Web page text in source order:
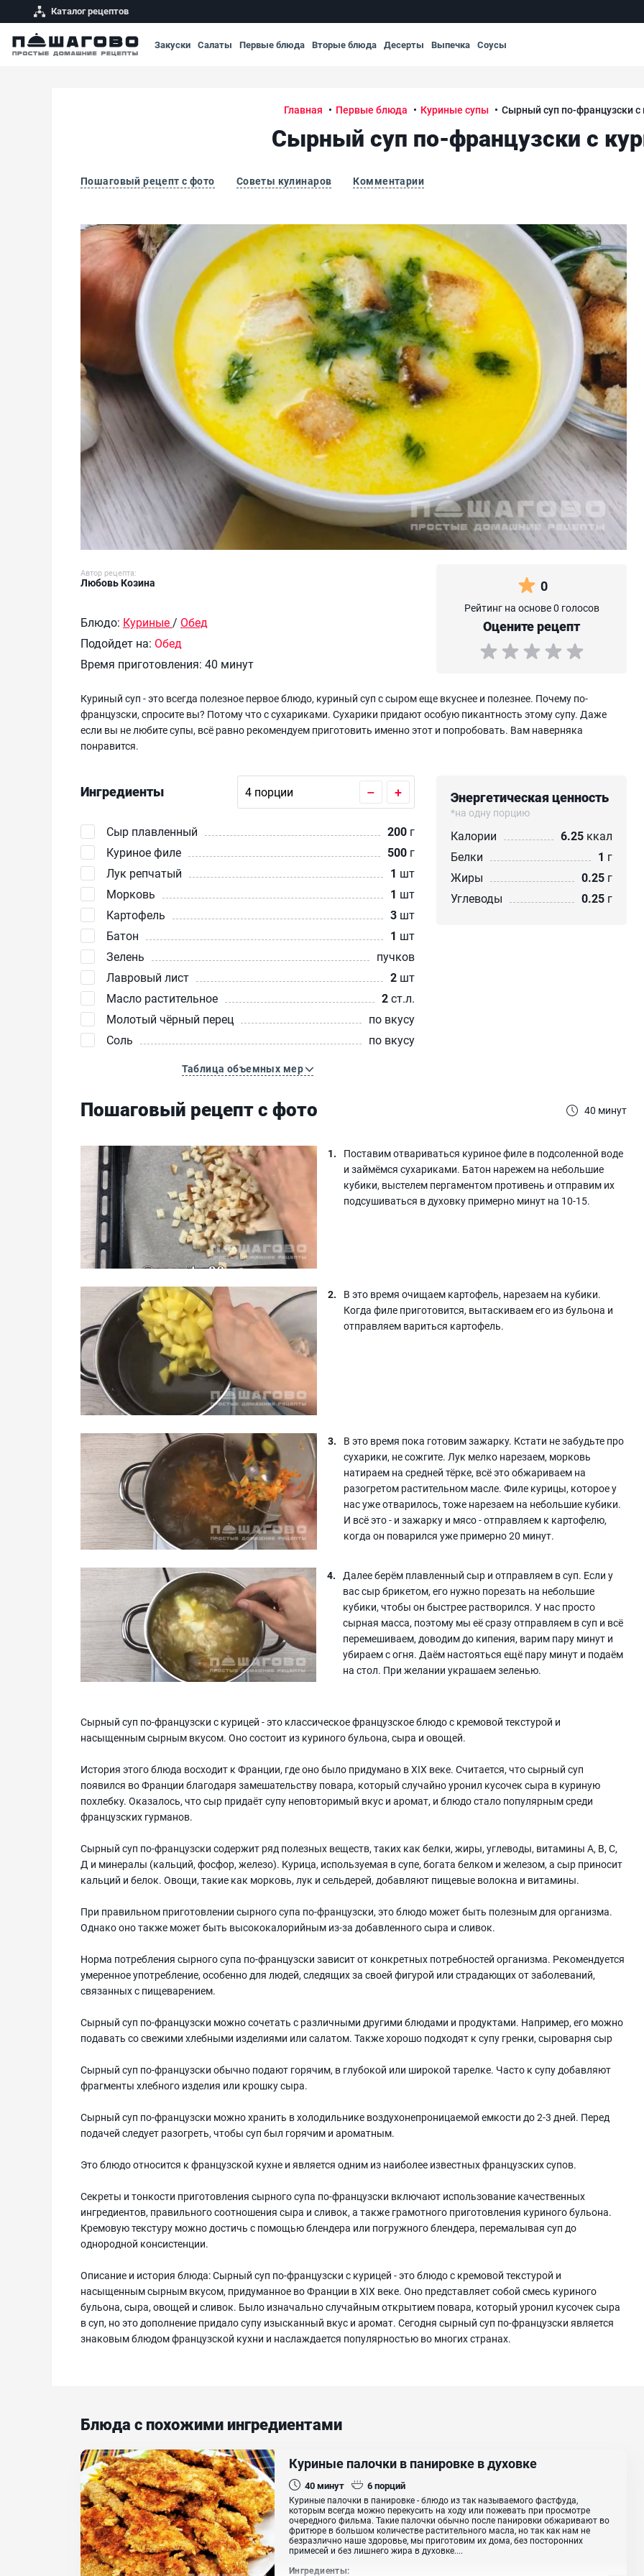
Каталог рецептов
Закуски Салаты Первые блюда Вторые блюда Десерты Выпечка Соусы
Главная Первые блюда Куриные супы Сырный суп по-французски с
Сырный суп по-французски с
Пошаговый рецепт с фото Советы кулинаров Комментарии
Сырный суп по-французски с курицей
Автор рецепта:
Любовь Козина
Блюдо: Куриные / Обед
Подойдет на: Обед
Время приготовления: 40 минут
0
Рейтинг на основе 0 голосов
Оцените рецепт
Куриный суп - это всегда полезное первое блюдо, куриный суп с сыром еще вкуснее и полезнее. Почему по-
французски, спросите вы? Потому что с сухариками. Сухарики придают особую пикантность этому супу. Даже
если вы не любите супы, всё равно рекомендуем приготовить именно этот и попробовать. Вам наверняка
понравится.
Ингредиенты – +
Сыр плавленный 200 г
Куриное филе
500 г
Лук репчатый
1 шт
Морковь
1 шт
Картофель
3 шт
Батон
1 шт
Зелень
пучков
Лавровый лист
2 шт
Масло растительное
2ст.л.
Молотый чёрный перец
по вкусу
Соль
по вкусу
Таблица объемных мер
Энергетическая ценность
*на одну порцию
Калории 6.25 ккал
Белки
1 г
Жиры
0.25 г
Углеводы
0.25 г
Пошаговый рецепт с фото 40 минут
Поставим отвариваться куриное филе в подсоленной воде
и займёмся сухариками. Батон нарежем на небольшие
кубики, выстелем пергаментом противень и отправим их
подсушиваться в духовку примерно минут на 10-15.
В это время очищаем картофель, нарезаем на кубики.
Когда филе приготовится, вытаскиваем его из бульона и
отправляем вариться картофель.
В это время пока готовим зажарку. Кстати не забудьте про
сухарики, не сожгите. Лук мелко нарезаем, морковь
натираем на средней тёрке, всё это обжариваем на
разогретом растительном масле. Филе курицы, которое у
нас уже отварилось, тоже нарезаем на небольшие кубики.
И всё это - и зажарку и мясо - отправляем к картофелю,
когда он поварился уже примерно 20 минут.
Далее берём плавленный сыр и отправляем в суп. Если у
вас сыр брикетом, его нужно порезать на небольшие
кубики, чтобы он быстрее растворился. У нас просто
сырная масса, поэтому мы её сразу отправляем в суп и всё
перемешиваем, доводим до кипения, варим пару минут и
убираем с огня. Даём настояться ещё пару минут и подаём
на стол. При желании украшаем зеленью.
Сырный суп по-французски с курицей - это классическое французское блюдо с кремовой текстурой и
насыщенным сырным вкусом. Оно состоит из куриного бульона, сыра и овощей.
История этого блюда восходит к Франции, где оно было придумано в XIX веке. Считается, что сырный суп
появился во Франции благодаря замешательству повара, который случайно уронил кусочек сыра в куриную
похлебку. Оказалось, что сыр придаёт супу неповторимый вкус и аромат, и блюдо стало популярным среди
французских гурманов.
Сырный суп по-французски содержит ряд полезных веществ, таких как белки, жиры, углеводы, витамины А, В, С,
Д и минералы (кальций, фосфор, железо). Курица, используемая в супе, богата белком и железом, а сыр приносит
кальций и белок. Овощи, такие как морковь, лук и сельдерей, добавляют пищевые волокна и витамины.
При правильном приготовлении сырного супа по-французски, это блюдо может быть полезным для организма.
Однако оно также может быть высококалорийным из-за добавленного сыра и сливок.
Норма потребления сырного супа по-французски зависит от конкретных потребностей организма. Рекомендуется
умеренное употребление, особенно для людей, следящих за своей фигурой или страдающих от заболеваний,
связанных с пищеварением.
Сырный суп по-французски можно сочетать с различными другими блюдами и продуктами. Например, его можно
подавать со свежими хлебными изделиями или салатом. Также хорошо подходят к супу гренки, сыроварня сыр
Сырный суп по-французски обычно подают горячим, в глубокой или широкой тарелке. Часто к супу добавляют
фрагменты хлебного изделия или крошку сыра.
Сырный суп по-французски можно хранить в холодильнике воздухонепроницаемой емкости до 2-3 дней. Перед
подачей следует разогреть, чтобы суп был горячим и ароматным.
Это блюдо относится к французской кухне и является одним из наиболее известных французских супов.
Секреты и тонкости приготовления сырного супа по-французски включают использование качественных
ингредиентов, правильного соотношения сыра и сливок, а также грамотного приготовления куриного бульона.
Кремовую текстуру можно достичь с помощью блендера или погружного блендера, перемалывая суп до
однородной консистенции.
Описание и история блюда: Сырный суп по-французски с курицей - это блюдо с кремовой текстурой и
насыщенным сырным вкусом, придуманное во Франции в XIX веке. Оно представляет собой смесь куриного
бульона, сыра, овощей и сливок. Было изначально случайным открытием повара, который уронил кусочек сыра
в суп, но это дополнение придало супу изысканный вкус и аромат. Сегодня сырный суп по-французски является
знаковым блюдом французской кухни и наслаждается популярностью во многих странах.
Блюда с похожими ингредиентами
Куриные палочки в панировке в духовке
40минут 6порций
Куриные палочки в панировке - блюдо из так называемого фастфуда,
которым всегда можно перекусить на ходу или пожевать при просмотре
очередного фильма. Такие палочки обычно после панировки обжаривают во
фритюре в большом количестве растительного масла, но так как нам не
безразлично наше здоровье, мы приготовим их дома, без посторонних
примесей и без лишнего жира в духовке....
Ингредиенты: